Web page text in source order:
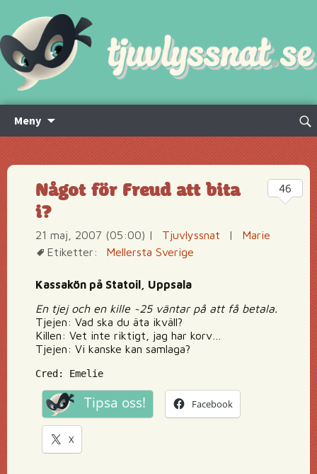
Meny
innehåll
Sök
Något för Freud att bita
i?
21 maj, 2007 (05:00) | Tjuvlyssnat |
Marie
Etiketter:
Mellersta Sverige
Kassakön på Statoil, Uppsala
En tjej och en kille ~25 väntar på att få betala.
Tjejen: Vad ska du äta ikväll?
Killen: Vet inte riktigt, jag har korv…
Tjejen: Vi kanske kan samlaga?
Cred: Emelie
Tipsa oss! Facebook
X
46